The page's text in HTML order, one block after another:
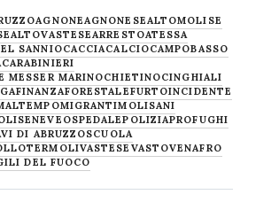
AGNONEAGNONESEALTOMOLISE
ALTOVASTESEARRESTOATESSA
SANNIOCACCIACALCIOCAMPOBASSO
CARABINIERI
MESSER MARINOCHIETINOCINGHIALI
FINANZAFORESTALEFURTOINCIDENTE
MIGRANTIMOLISANI
NEVE OSPEDALEPOLIZIAPROFUGHI
DI ABRUZZOSCUOLA
TERMOLIVASTESE VASTOVENAFRO
DEL FUOCO